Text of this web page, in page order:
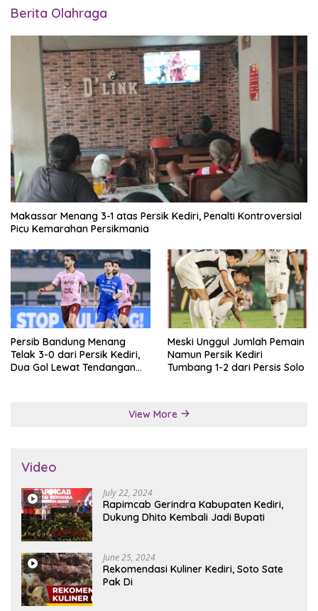
Berita Olahraga
Makassar Menang 3-1 atas Persik Kediri, Penalti Kontroversial
Picu Kemarahan Persikmania
Persib Bandung Menang
Telak 3-0 dari Persik Kediri,
Dua Gol Lewat Tendangan
Meski Unggul Jumlah Pemain
Namun Persik Kediri
Tumbang 1-2 dari Persis Solo
View More
Video
July 22, 2024
Rapimcab Gerindra Kabupaten Kediri,
Dukung Dhito Kembali Jadi Bupati
June 25, 2024
Rekomendasi Kuliner Kediri, Soto Sate
Pak Di